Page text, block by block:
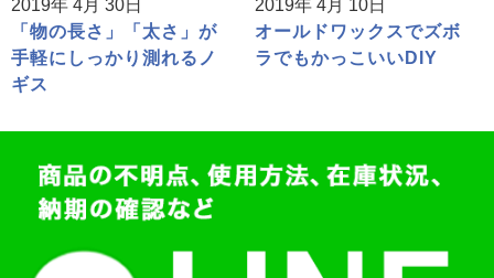
2019年 4月 30日
「物の長さ」「太さ」が
手軽にしっかり測れるノ
ギス
2019年 4月 10日
オールドワックスでズボ
ラでもかっこいいDIY